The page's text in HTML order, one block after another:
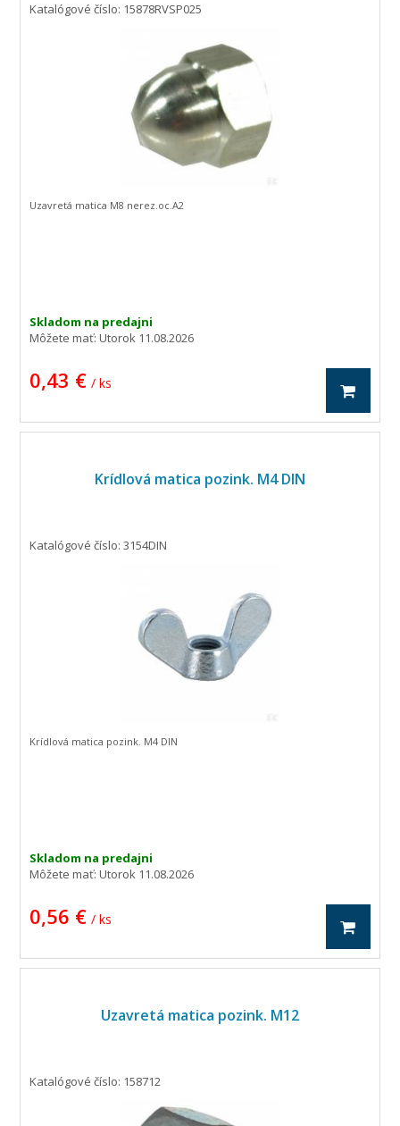
Katalógové číslo: 15878RVSP025
Skladom na predajni
Môžete mať:Utorok 11.08.2026
0,43 € / ks
Uzavretá matica M8 nerez.oc.A2
Krídlová matica pozink. M4 DIN
Katalógové číslo: 3154DIN
Skladom na predajni
Môžete mať:Utorok 11.08.2026
0,56 € / ks
Krídlová matica pozink. M4 DIN
Uzavretá matica pozink. M12
Katalógové číslo: 158712